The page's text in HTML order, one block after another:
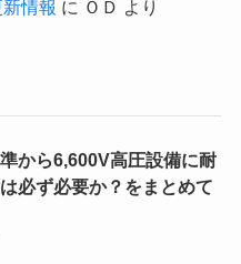
情報 に ＯＤ より
から6,600V高圧設備に耐
必ず必要か？をまとめて